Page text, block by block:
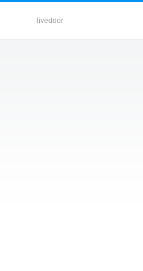
livedoor